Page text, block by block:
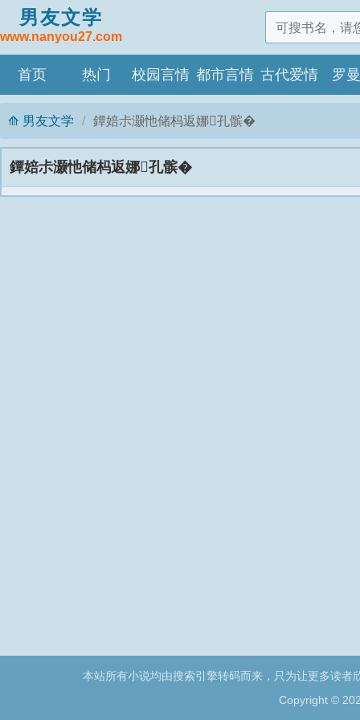
男友文学
www.nanyou27.com
首页 热门 校园言情 都市言情 古代爱情 罗
男友文学 鐔婄尗灏忚储杩返娜孔髌�
鐔婄尗灏忚储杩返娜孔髌�
本站所有小说均由搜索引擎转码而来，只为让更多读
Copyright ©